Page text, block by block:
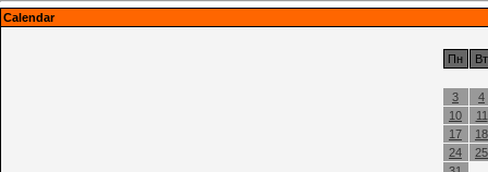
Calendar
Пн Вт
3
4
10
11
17
18
24
25